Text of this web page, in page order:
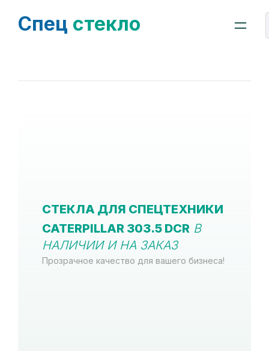
Спец стекло
СТЕКЛА ДЛЯ СПЕЦТЕХНИКИ
CATERPILLAR 303.5 DCR В
НАЛИЧИИ И НА ЗАКАЗ
Прозрачное качество для вашего бизнеса!